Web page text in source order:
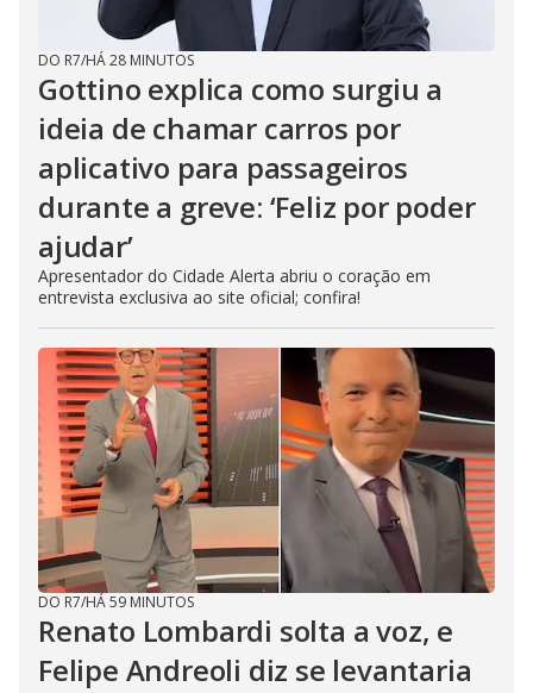
DO R7/HÁ 28 MINUTOS
Gottino explica como surgiu a
ideia de chamar carros por
aplicativo para passageiros
durante a greve: ‘Feliz por poder
ajudar’
Apresentador do Cidade Alerta abriu o coração em
entrevista exclusiva ao site oficial; confira!
DO R7/HÁ 59 MINUTOS
Renato Lombardi solta a voz, e
Felipe Andreoli diz se levantaria